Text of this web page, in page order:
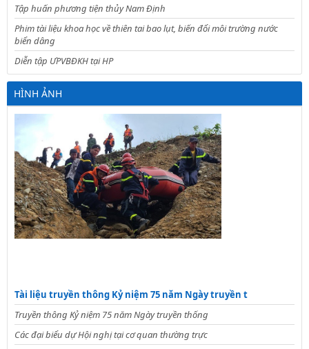
Tập huấn phương tiện thủy Nam Định
Phim tài liệu khoa học về thiên tai bao lụt, biến đổi môi trường nước
biển dâng
Diễn tập ƯPVBĐKH tại HP
HÌNH ẢNH
Tài liệu truyền thông Kỷ niệm 75 năm Ngày truyền t
Truyền thông Kỷ niệm 75 năm Ngày truyền thống
Các đại biểu dự Hội nghị tại cơ quan thường trực